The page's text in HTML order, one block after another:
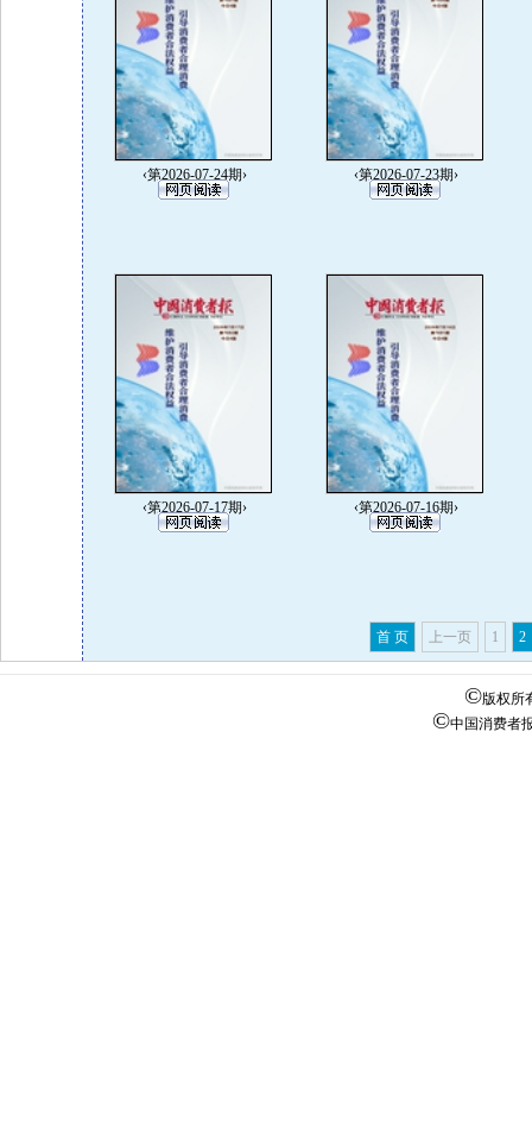
‹第2026-07-24期› ‹第2026-07-23期›
‹第2026-07-17期› ‹第2026-07-16期›
首 页 上一页 1 2
©版权所
©中国消费者